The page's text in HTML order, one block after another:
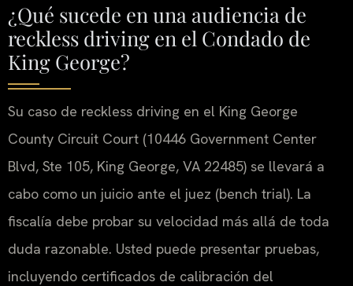
¿Qué sucede en una audiencia de
reckless driving en el Condado de
King George?
Su caso de reckless driving en el King George
County Circuit Court (10446 Government Center
Blvd, Ste 105, King George, VA 22485) se llevará a
cabo como un juicio ante el juez (bench trial). La
fiscalía debe probar su velocidad más allá de toda
duda razonable. Usted puede presentar pruebas,
incluyendo certificados de calibración del